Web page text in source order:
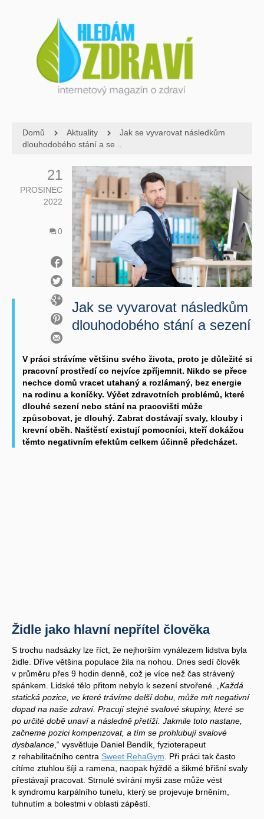
Domů Aktuality
Jak se vyvarovat následkům
dlouhodobého stání a se ..
21
PROSINEC
2022
0
Jak se vyvarovat následkům
dlouhodobého stání a sezení
V práci strávíme většinu svého života, proto je důležité si
pracovní prostředí co nejvíce zpříjemnit. Nikdo se přece
nechce domů vracet utahaný a rozlámaný, bez energie
na rodinu a koníčky. Výčet zdravotních problémů, které
dlouhé sezení nebo stání na pracovišti může
způsobovat, je dlouhý. Zabrat dostávají svaly, klouby i
krevní oběh. Naštěstí existují pomocníci, kteří dokážou
těmto negativním efektům celkem účinně předcházet.
Židle jako hlavní nepřítel člověka
S trochu nadsázky lze říct, že nejhorším vynálezem lidstva byla
židle. Dříve většina populace žila na nohou. Dnes sedí člověk
v průměru přes 9 hodin denně, což je více než čas strávený
spánkem. Lidské tělo přitom nebylo k sezení stvořené. „ Každá
statická pozice, ve které trávíme delší dobu, může mít negativní
dopad na naše zdraví. Pracují stejné svalové skupiny, které se
po určité době unaví a následně přetíží. Jakmile toto nastane,
začneme pozici kompenzovat, a tím se prohlubují svalové
dysbalance ,“ vysvětluje Daniel Bendík, fyzioterapeut
z rehabilitačního centra Sweet RehaGym . Při práci tak často
cítíme ztuhlou šíji a ramena, naopak hýždě a šikmé břišní svaly
přestávají pracovat. Strnulé svírání myši zase může vést
k syndromu karpálního tunelu, který se projevuje brněním,
tuhnutím a bolestmi v oblasti zápěstí.